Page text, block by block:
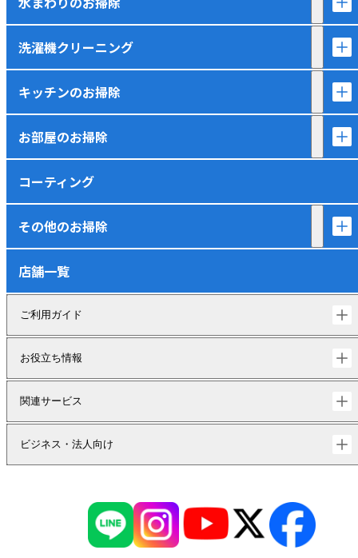
洗濯機クリーニング
キッチンのお掃除
お部屋のお掃除
コーティング
その他のお掃除
店舗一覧
ご利用ガイド
お役立ち情報
関連サービス
ビジネス・法人向け